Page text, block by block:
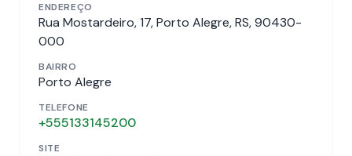
ENDEREÇO
Rua Mostardeiro, 17, Porto Alegre, RS, 90430-
000
BAIRRO
Porto Alegre
TELEFONE
+555133145200
SITE